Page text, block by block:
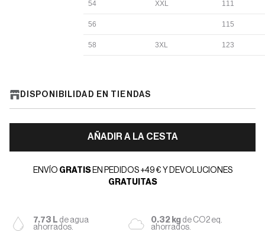
54 XXL 111
56 115
58 3XL 123
DISPONIBILIDAD EN TIENDAS
AÑADIR A LA CESTA
ENVÍO GRATIS EN PEDIDOS +49 € Y DEVOLUCIONES
GRATUITAS
7.73 L de agua
ahorrados.
0.32 kgde CO2 eq.
ahorrados.